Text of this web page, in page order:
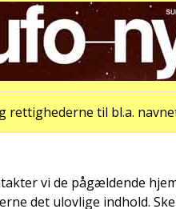
til bl.a.
vi de pågæl­den­de
det ulov­li­ge ind­hold.